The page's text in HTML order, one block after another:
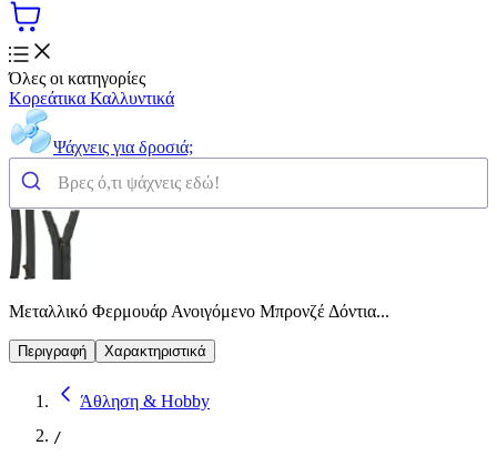
Όλες οι κατηγορίες
Κορεάτικα Καλλυντικά
Ψάχνεις για δροσιά;
Μεταλλικό Φερμουάρ Ανοιγόμενο Μπρονζέ Δόντια...
Περιγραφή Χαρακτηριστικά
Άθληση & Hobby
/